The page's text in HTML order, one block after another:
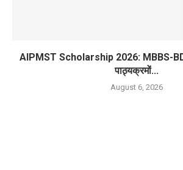
AIPMST Scholarship 2026: MBBS-
पाठ्यक्रमों...
August 6, 2026